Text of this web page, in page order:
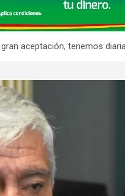
aceptación, tenemos